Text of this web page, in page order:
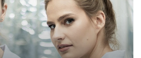
ТАМ И ТУТ
СТИЛЬ ЖИЗНИ
ХАЙП